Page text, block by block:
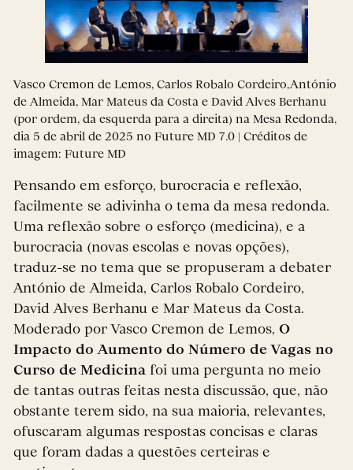
Vasco Cremon de Lemos, Carlos Robalo Cordeiro,António
de Almeida, Mar Mateus da Costa e David Alves Berhanu
(por ordem, da esquerda para a direita) na Mesa Redonda,
dia 5 de abril de 2025 no Future MD 7.0 | Créditos de
imagem: Future MD
Pensando em esforço, burocracia e reflexão,
facilmente se adivinha o tema da mesa redonda.
Uma reflexão sobre o esforço (medicina), e a
burocracia (novas escolas e novas opções),
traduz-se no tema que se propuseram a debater
António de Almeida, Carlos Robalo Cordeiro,
David Alves Berhanu e Mar Mateus da Costa.
Moderado por Vasco Cremon de Lemos, O
Impacto do Aumento do Número de Vagas no
Curso de Medicina foi uma pergunta no meio
de tantas outras feitas nesta discussão, que, não
obstante terem sido, na sua maioria, relevantes,
ofuscaram algumas respostas concisas e claras
que foram dadas a questões certeiras e